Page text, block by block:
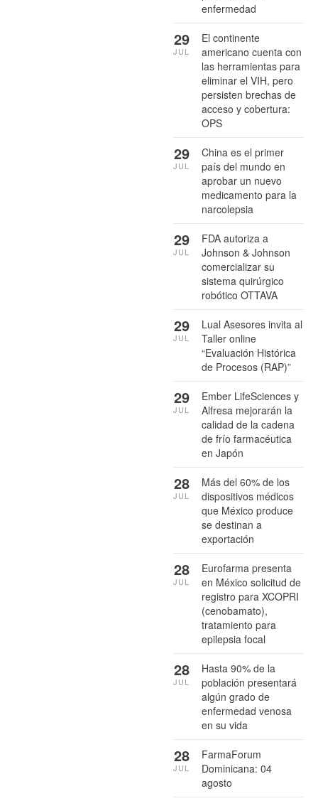
enfermedad
El continente
americano cuenta con
las herramientas para
eliminar el VIH, pero
persisten brechas de
acceso y cobertura:
OPS
29
JUL
China es el primer
país del mundo en
aprobar un nuevo
medicamento para la
narcolepsia
29
JUL
FDA autoriza a
Johnson & Johnson
comercializar su
sistema quirúrgico
robótico OTTAVA
29
JUL
Lual Asesores invita al
Taller online
“Evaluación Histórica
de Procesos (RAP)”
29
JUL
Ember LifeSciences y
Alfresa mejorarán la
calidad de la cadena
de frío farmacéutica
en Japón
29
JUL
Más del 60% de los
dispositivos médicos
que México produce
se destinan a
exportación
28
JUL
Eurofarma presenta
en México solicitud de
registro para XCOPRI
(cenobamato),
tratamiento para
epilepsia focal
28
JUL
Hasta 90% de la
población presentará
algún grado de
enfermedad venosa
en su vida
28
JUL
FarmaForum
Dominicana: 04
agosto
28
JUL